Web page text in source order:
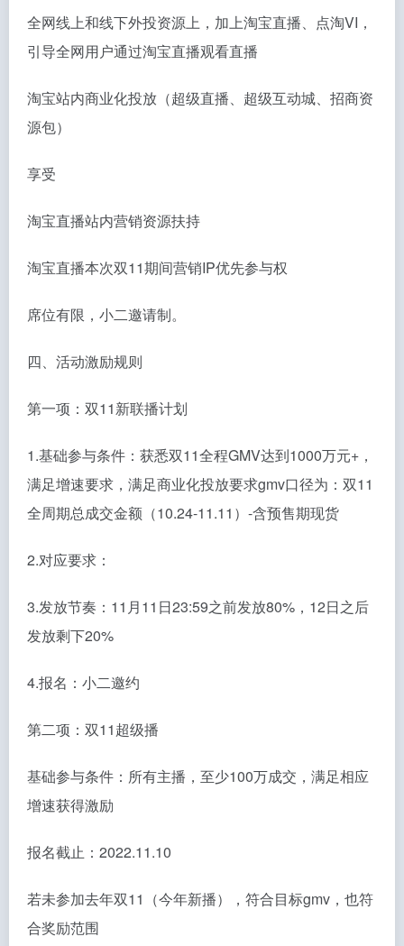
全网线上和线下外投资源上，加上淘宝直播、点淘VI，
引导全网用户通过淘宝直播观看直播
淘宝站内商业化投放（超级直播、超级互动城、招商资
源包）
享受
淘宝直播站内营销资源扶持
淘宝直播本次双11期间营销IP优先参与权
席位有限，小二邀请制。
四、活动激励规则
第一项：双11新联播计划
1.基础参与条件：获悉双11全程GMV达到1000万元+，
满足增速要求，满足商业化投放要求gmv口径为：双11
全周期总成交金额（10.24-11.11）-含预售期现货
2.对应要求：
3.发放节奏：11月11日23:59之前发放80%，12日之后
发放剩下20%
4.报名：小二邀约
第二项：双11超级播
基础参与条件：所有主播，至少100万成交，满足相应
增速获得激励
报名截止：2022.11.10
若未参加去年双11（今年新播），符合目标gmv，也符
合奖励范围